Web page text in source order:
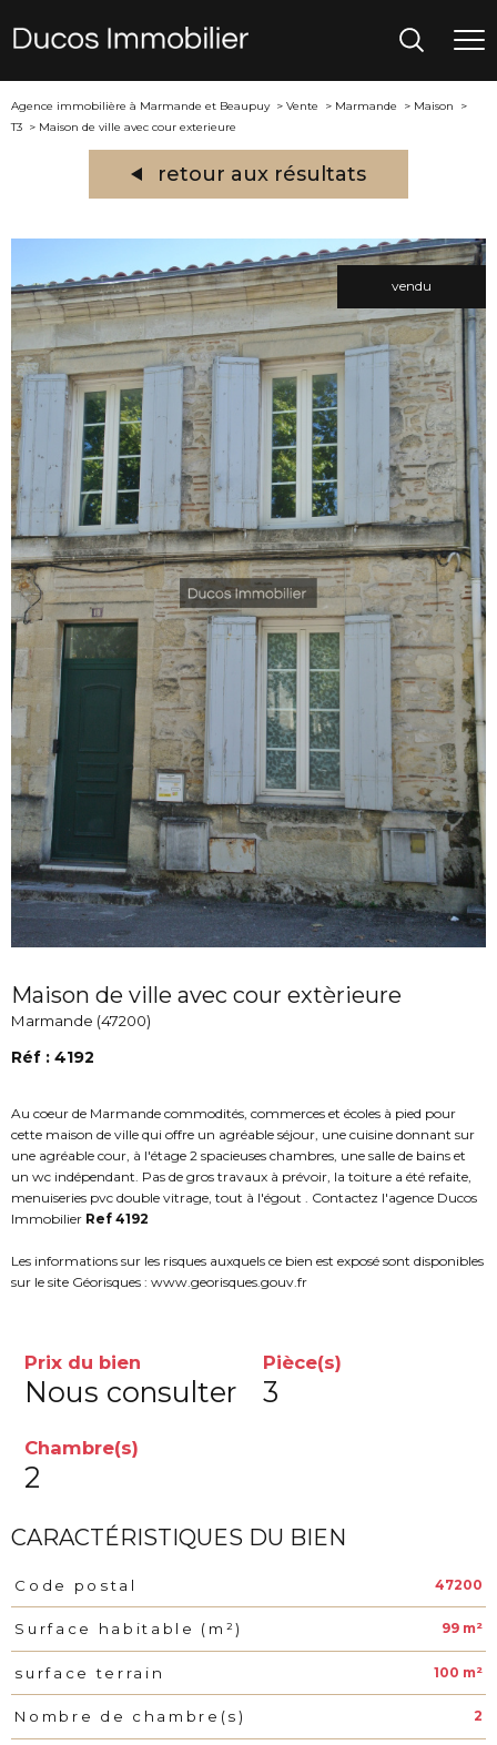
Agence immobilière à Marmande et Beaupuy Vente Marmande
Maison
T3
Maison de ville avec cour exterieure
retour aux résultats
vendu
Maison de ville avec cour extèrieure
Marmande (47200)
Réf : 4192
Au coeur de Marmande commodités, commerces et écoles à pied pour
cette maison de ville qui offre un agréable séjour, une cuisine donnant sur
une agréable cour, à l'étage 2 spacieuses chambres, une salle de bains et
un wc indépendant. Pas de gros travaux à prévoir, la toiture a été refaite,
menuiseries pvc double vitrage, tout à l'égout . Contactez l'agence Ducos
Immobilier Ref 4192
Les informations sur les risques auxquels ce bien est exposé sont disponibles
sur le site Géorisques : www.georisques.gouv.fr
Prix du bien
Nous consulter
Pièce(s)
3
Chambre(s)
2
CARACTÉRISTIQUES DU BIEN
Caractéristiques Valeurs
Code postal 47200
Surface habitable (m²) 99 m²
surface terrain 100 m²
Nombre de chambre(s) 2